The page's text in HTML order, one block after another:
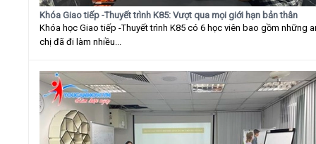
Khóa Giao tiếp -Thuyết trình K85: Vượt qua mọi giới hạn bản thân
Khóa học Giao tiếp -Thuyết trình K85 có 6 học viên bao gồm những
chị đã đi làm nhiều...